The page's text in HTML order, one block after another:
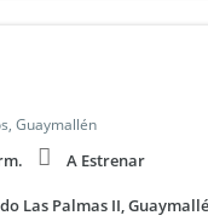
Guaymallén
A Estrenar
Las Palmas II,